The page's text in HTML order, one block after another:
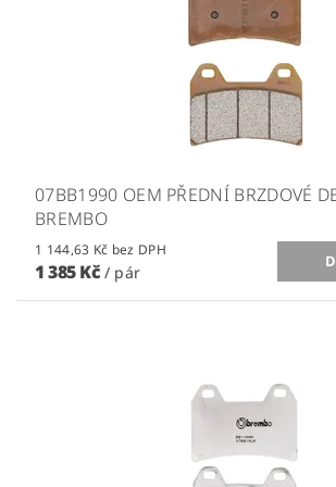
07BB1990 OEM PŘEDNÍ BRZDOVÉ
BREMBO
1 144,63 Kč bez DPH
1 385 Kč / pár